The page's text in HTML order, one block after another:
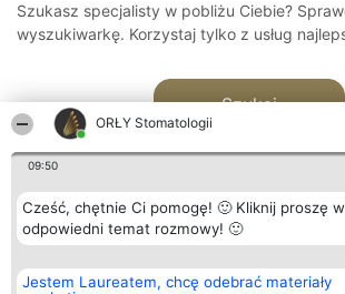
ORŁY Stomatologii
09:50
Cześć, chętnie Ci pomogę! 🙂 Kliknij proszę w
odpowiedni temat rozmowy! 🙂
Jestem Laureatem, chcę odebrać materiały
Szukasz specjalisty w pobliżu Ciebie?
wyszukiwarkę. Korzystaj tylko z usług
Szukaj
Organizator plebiscytu
Bright Side Solutions sp. z o.
Plebiscyt
Laureaci